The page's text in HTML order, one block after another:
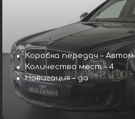
Коробка передач –
Количество мест – 4
Навигация – да